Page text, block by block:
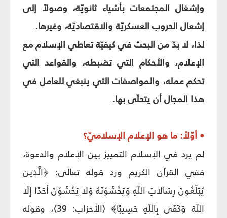
وإشغال المجتمعات بأشياء ثانويّة، وصولاً إلى
إشعال الحروب العسكريّة والاقتصاديّة، وغيرها.
لذا، لا بدّ من البحث في كيفيّة تعاطي الإسلام مع
الإعلام، والأحكام التي تضبطه، والقواعد التي
تحكم عمله، والمواصفات التي ينبغي للعامل في
هذا المجال أن يتحلّى بها.
• أوّلاً: ما هو الإعلام الإسلاميّ؟
لم يرد في الإسلام التمييز بين الإعلام والدعوة،
ففي القرآن الكريم ورد قوله تعالى: ﴿الَّذِينَ
يُبَلِّغُونَ رِسَالَاتِ اللَّهِ وَيَخْشَوْنَهُ وَلَا يَخْشَوْنَ أَحَدًا إِلَّا
اللَّهَ وَكَفَى بِاللَّهِ حَسِيبًا﴾ (الأحزاب: 39)، وقوله